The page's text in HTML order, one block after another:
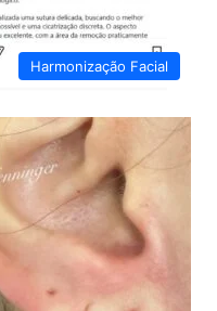
Harmonização Facial